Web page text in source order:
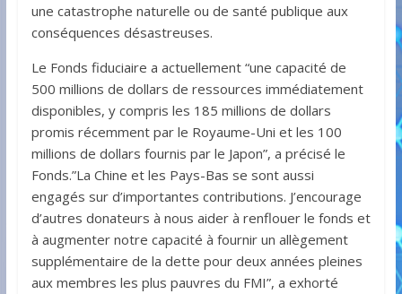
une catastrophe naturelle ou de santé publique aux
conséquences désastreuses.
Le Fonds fiduciaire a actuellement “une capacité de
500 millions de dollars de ressources immédiatement
disponibles, y compris les 185 millions de dollars
promis récemment par le Royaume-Uni et les 100
millions de dollars fournis par le Japon”, a précisé le
Fonds.”La Chine et les Pays-Bas se sont aussi
engagés sur d’importantes contributions. J’encourage
d’autres donateurs à nous aider à renflouer le fonds et
à augmenter notre capacité à fournir un allègement
supplémentaire de la dette pour deux années pleines
aux membres les plus pauvres du FMI”, a exhorté